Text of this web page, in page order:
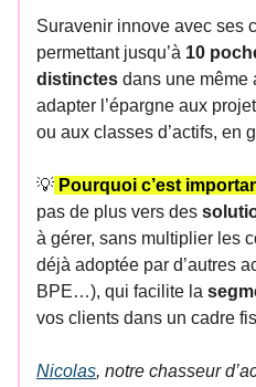
Suravenir innove avec ses
permettant jusqu’à 10
distinctes dans une même
adapter l’épargne aux
ou aux classes d’actifs, en
💡 Pourquoi c’est
pas de plus vers des
à gérer, sans multiplier les
déjà adoptée par d’autres
BPE…), qui facilite la
vos clients dans un cadre
Nicolas, notre chasseur